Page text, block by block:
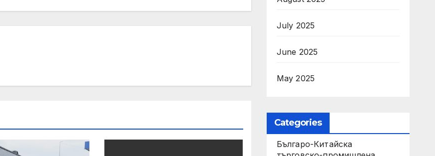
July 2025
June 2025
May 2025
Categories
Българо-Китайска